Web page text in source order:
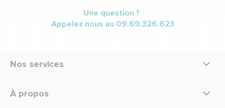
Une question ?
Appelez nous au 09.69.326.623
Nos services
À propos